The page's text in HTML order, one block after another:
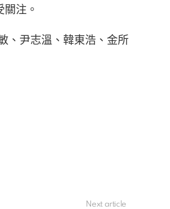
注。
、尹志溫、韓東浩、金所
Next article